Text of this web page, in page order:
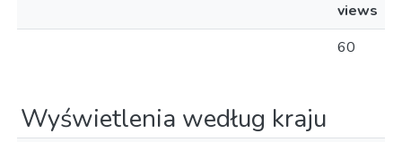
views
60
Wyświetlenia według kraju